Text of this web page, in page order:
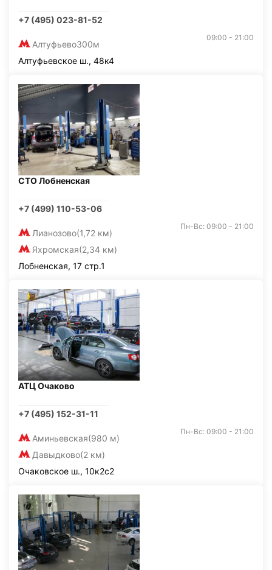
+7 (495) 023-81-52
Алтуфьево300м
09:00 - 21:00
Алтуфьевское ш., 48к4
СТО Лобненская
+7 (499) 110-53-06
Лианозово(1,72 км)
Яхромская(2,34 км)
Пн-Вс: 09:00 - 21:00
Лобненская, 17 стр.1
АТЦ Очаково
+7 (495) 152-31-11
Аминьевская(980 м)
Давыдково(2 км)
Пн-Вс: 09:00 - 21:00
Очаковское ш., 10к2с2